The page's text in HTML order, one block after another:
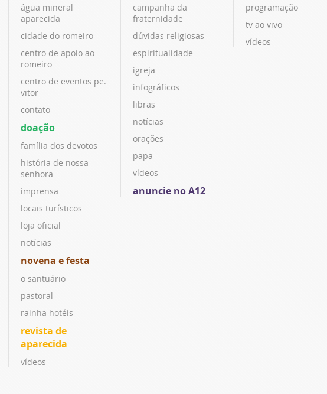
água mineral
aparecida
cidade do romeiro
centro de apoio ao
romeiro
centro de eventos pe.
vitor
contato
doação
família dos devotos
história de nossa
senhora
imprensa
locais turísticos
loja oficial
notícias
novena e festa
o santuário
pastoral
rainha hotéis
revista de
aparecida
vídeos
campanha da
fraternidade
dúvidas religiosas
espiritualidade
igreja
infográficos
libras
notícias
orações
papa
vídeos
anuncie no A12
programação
tv ao vivo
vídeos